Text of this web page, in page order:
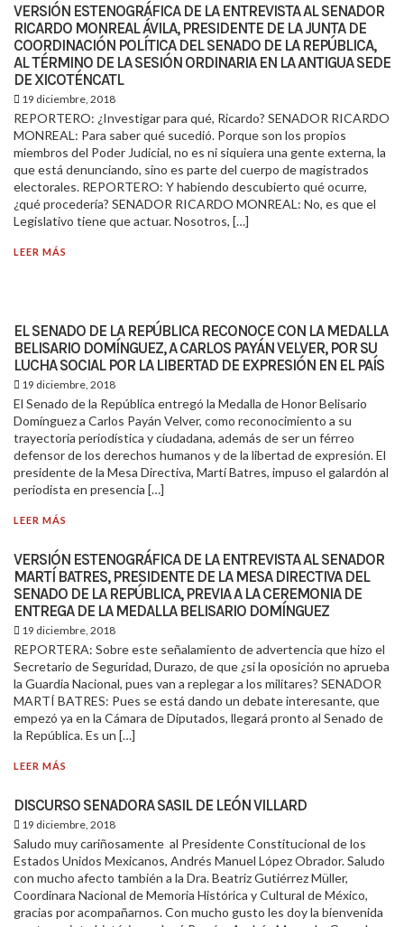
VERSIÓN ESTENOGRÁFICA DE LA ENTREVISTA AL SENADOR
RICARDO MONREAL ÁVILA, PRESIDENTE DE LA JUNTA DE
COORDINACIÓN POLÍTICA DEL SENADO DE LA REPÚBLICA,
AL TÉRMINO DE LA SESIÓN ORDINARIA EN LA ANTIGUA SEDE
DE XICOTÉNCATL
19 diciembre, 2018
REPORTERO: ¿Investigar para qué, Ricardo? SENADOR RICARDO
MONREAL: Para saber qué sucedió. Porque son los propios
miembros del Poder Judicial, no es ni siquiera una gente externa, la
que está denunciando, sino es parte del cuerpo de magistrados
electorales. REPORTERO: Y habiendo descubierto qué ocurre,
¿qué procedería? SENADOR RICARDO MONREAL: No, es que el
Legislativo tiene que actuar. Nosotros, […]
LEER MÁS
EL SENADO DE LA REPÚBLICA RECONOCE CON LA MEDALLA
BELISARIO DOMÍNGUEZ, A CARLOS PAYÁN VELVER, POR SU
LUCHA SOCIAL POR LA LIBERTAD DE EXPRESIÓN EN EL PAÍS
19 diciembre, 2018
El Senado de la República entregó la Medalla de Honor Belisario
Domínguez a Carlos Payán Velver, como reconocimiento a su
trayectoria periodística y ciudadana, además de ser un férreo
defensor de los derechos humanos y de la libertad de expresión. El
presidente de la Mesa Directiva, Martí Batres, impuso el galardón al
periodista en presencia […]
LEER MÁS
VERSIÓN ESTENOGRÁFICA DE LA ENTREVISTA AL SENADOR
MARTÍ BATRES, PRESIDENTE DE LA MESA DIRECTIVA DEL
SENADO DE LA REPÚBLICA, PREVIA A LA CEREMONIA DE
ENTREGA DE LA MEDALLA BELISARIO DOMÍNGUEZ
19 diciembre, 2018
REPORTERA: Sobre este señalamiento de advertencia que hizo el
Secretario de Seguridad, Durazo, de que ¿si la oposición no aprueba
la Guardia Nacional, pues van a replegar a los militares? SENADOR
MARTÍ BATRES: Pues se está dando un debate interesante, que
empezó ya en la Cámara de Diputados, llegará pronto al Senado de
la República. Es un […]
LEER MÁS
DISCURSO SENADORA SASIL DE LEÓN VILLARD
19 diciembre, 2018
Saludo muy cariñosamente al Presidente Constitucional de los
Estados Unidos Mexicanos, Andrés Manuel López Obrador. Saludo
con mucho afecto también a la Dra. Beatriz Gutiérrez Müller,
Coordinara Nacional de Memoria Histórica y Cultural de México,
gracias por acompañarnos. Con mucho gusto les doy la bienvenida